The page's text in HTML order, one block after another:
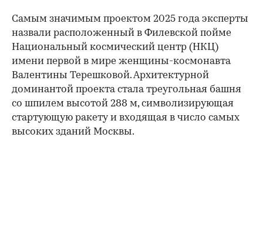
00:00 / 00:00
Самым значимым проектом 2025 года эксперты
назвали расположенный в Филевской пойме
Национальный космический центр (НКЦ)
имени первой в мире женщины-космонавта
Валентины Терешковой. Архитектурной
доминантой проекта стала треугольная башня
со шпилем высотой 288 м, символизирующая
стартующую ракету и входящая в число самых
высоких зданий Москвы.